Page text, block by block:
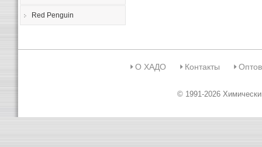
Red Penguin
О ХАДО Контакты
© 1991-2026